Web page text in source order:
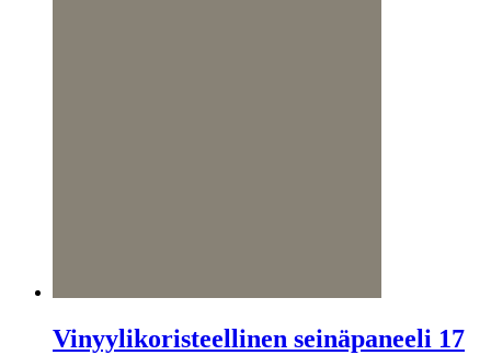
Vinyylikoristeellinen seinäpaneeli 17